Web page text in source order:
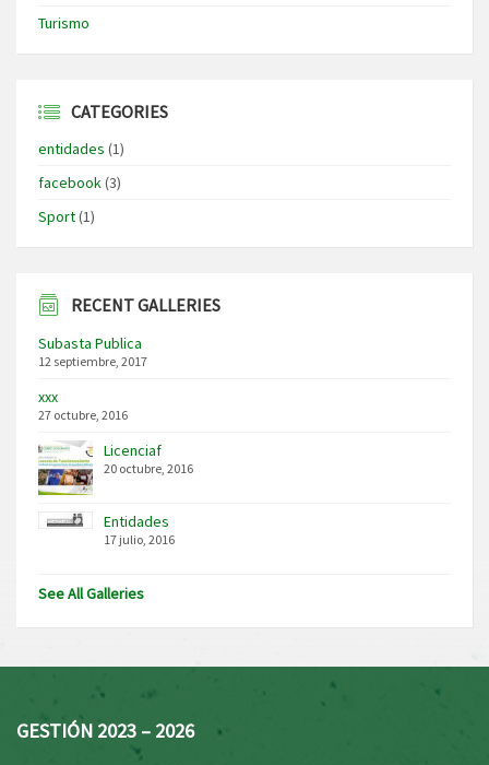
Turismo
CATEGORIES
entidades (1)
facebook(3)
Sport(1)
RECENT GALLERIES
Subasta Publica
12 septiembre, 2017
xxx
27 octubre, 2016
Licenciaf
20 octubre, 2016
Entidades
17 julio, 2016
See All Galleries
GESTIÓN 2023 – 2026